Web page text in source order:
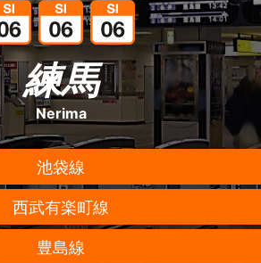
れのお客さま・
さま
付サービス
田無 所沢 玉川上水
の暮らし
ポーツ・文化活動
トネス
ショッピング
PRINCE CLUBカードセゾン
活性化に関する取り組み
体験
食事
歴史 文化
・キャンペーン
おトクなきっぷ
ース fillute
サイクルトレイン
武鉄道かわら版
転シミュレータ 体験可能施設情報
受付サービス
快適に
バリアフリー情報
大規模地震への備え
公式アカウント一覧
公式YouTube
練馬
Nerima
池袋線
西武有楽町線
豊島線